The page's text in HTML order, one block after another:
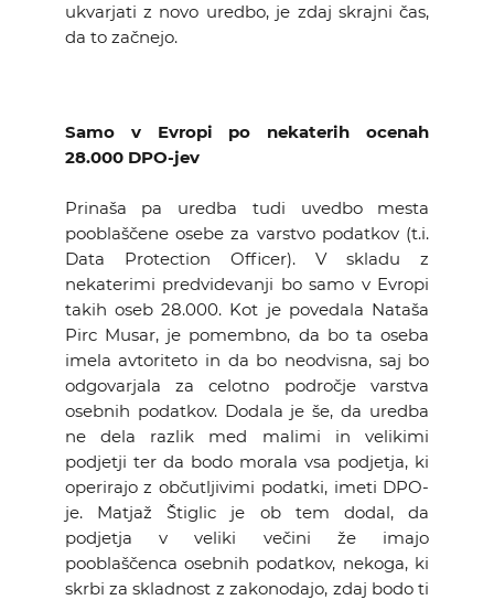
ukvarjati z novo uredbo, je zdaj skrajni čas,
da to začnejo.
Samo v Evropi po nekaterih ocenah
28.000 DPO-jev
Prinaša pa uredba tudi uvedbo mesta
pooblaščene osebe za varstvo podatkov (t.i.
Data Protection Officer). V skladu z
nekaterimi predvidevanji bo samo v Evropi
takih oseb 28.000. Kot je povedala Nataša
Pirc Musar, je pomembno, da bo ta oseba
imela avtoriteto in da bo neodvisna, saj bo
odgovarjala za celotno področje varstva
osebnih podatkov. Dodala je še, da uredba
ne dela razlik med malimi in velikimi
podjetji ter da bodo morala vsa podjetja, ki
operirajo z občutljivimi podatki, imeti DPO-
je. Matjaž Štiglic je ob tem dodal, da
podjetja v veliki večini že imajo
pooblaščenca osebnih podatkov, nekoga, ki
skrbi za skladnost z zakonodajo, zdaj bodo ti